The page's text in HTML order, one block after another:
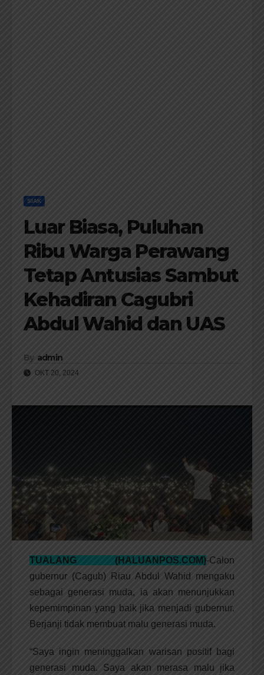
SIAK
Luar Biasa, Puluhan
Ribu Warga Perawang
Tetap Antusias Sambut
Kehadiran Cagubri
Abdul Wahid dan UAS
By admin
OKT 20, 2024
TUALANG (HALUANPOS.COM)-Calon
gubernur (Cagub) Riau Abdul Wahid mengaku
sebagai generasi muda, ia akan menunjukkan
kepemimpinan yang baik jika menjadi gubernur.
Berjanji tidak membuat malu generasi muda.
“Saya ingin meninggalkan warisan positif bagi
generasi muda. Saya akan merasa malu jika